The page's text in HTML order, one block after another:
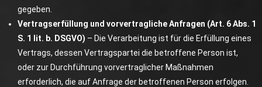
gegeben.
Vertragserfüllung und vorvertragliche Anfragen (Art. 6 Abs. 1
S. 1 lit. b. DSGVO) – Die Verarbeitung ist für die Erfüllung eines
Vertrags, dessen Vertragspartei die betroffene Person ist,
oder zur Durchführung vorvertraglicher Maßnahmen
erforderlich, die auf Anfrage der betroffenen Person erfolgen.